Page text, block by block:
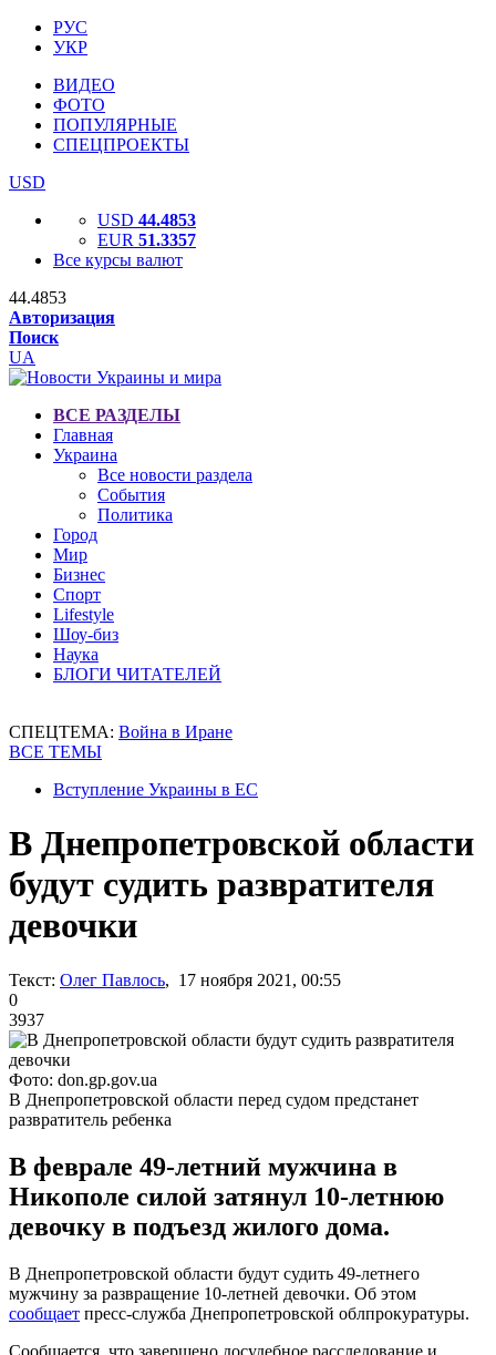
РУС
УКР
ВИДЕО
ФОТО
ПОПУЛЯРНЫЕ
СПЕЦПРОЕКТЫ
USD
USD 44.4853
EUR 51.3357
Все курсы валют
44.4853
Авторизация
Поиск
UA
ВСЕ РАЗДЕЛЫ
Главная
Украина
Все новости раздела
События
Политика
Город
Мир
Бизнес
Спорт
Lifestyle
Шоу-биз
Наука
БЛОГИ ЧИТАТЕЛЕЙ
СПЕЦТЕМА: Война в Иране
ВСЕ ТЕМЫ
Вступление Украины в ЕС
В Днепропетровской области
будут судить развратителя
девочки
Текст: Олег Павлось, 17 ноября 2021, 00:55
0
3937
Фото: don.gp.gov.ua
В Днепропетровской области перед судом предстанет
развратитель ребенка
В феврале 49-летний мужчина в
Никополе силой затянул 10-летнюю
девочку в подъезд жилого дома.
В Днепропетровской области будут судить 49-летнего
мужчину за развращение 10-летней девочки. Об этом
сообщает пресс-служба Днепропетровской облпрокуратуры.
Сообщается, что завершено досудебное расследование и